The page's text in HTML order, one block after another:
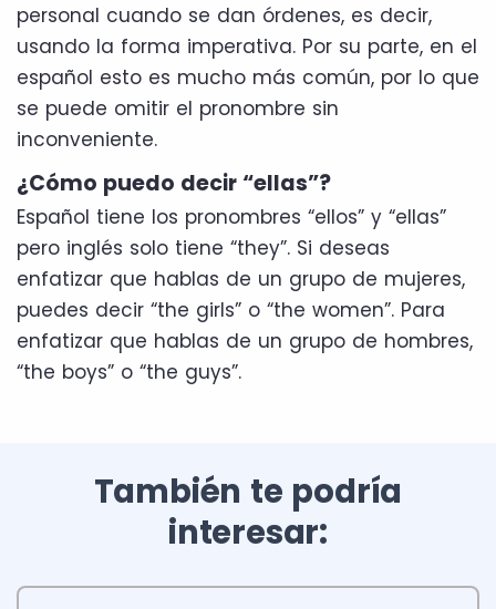
personal cuando se dan órdenes, es decir,
usando la forma imperativa. Por su parte, en el
español esto es mucho más común, por lo que
se puede omitir el pronombre sin
inconveniente.
¿Cómo puedo decir “ellas”?
Español tiene los pronombres “ellos” y “ellas”
pero inglés solo tiene “they”. Si deseas
enfatizar que hablas de un grupo de mujeres,
puedes decir “the girls” o “the women”. Para
enfatizar que hablas de un grupo de hombres,
“the boys” o “the guys”.
También te podría
interesar: